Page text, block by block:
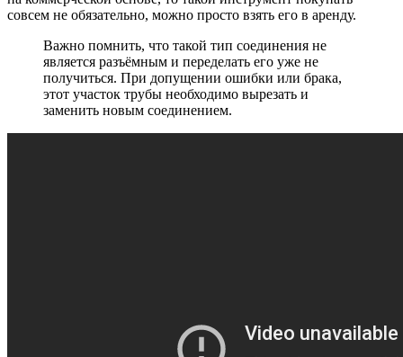
совсем не обязательно, можно просто взять его в аренду.
Важно помнить, что такой тип соединения не
является разъёмным и переделать его уже не
получиться. При допущении ошибки или брака,
этот участок трубы необходимо вырезать и
заменить новым соединением.